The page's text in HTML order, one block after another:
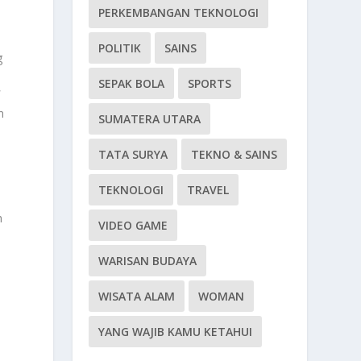
PERKEMBANGAN TEKNOLOGI
POLITIK SAINS
SEPAK BOLA SPORTS
SUMATERA UTARA
TATA SURYA TEKNO & SAINS
TEKNOLOGI TRAVEL
VIDEO GAME
WARISAN BUDAYA
WISATA ALAM WOMAN
YANG WAJIB KAMU KETAHUI